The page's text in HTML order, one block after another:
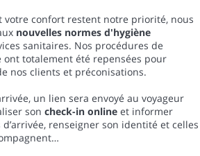
votre confort restent notre priorité, nous
nouvelles normes d'hygiène
sanitaires. Nos procédures de
ont totalement été repensées pour
nos clients et préconisations.
un lien sera envoyé au voyageur
son check-in online et informer
d’arrivée, renseigner son identité et celles